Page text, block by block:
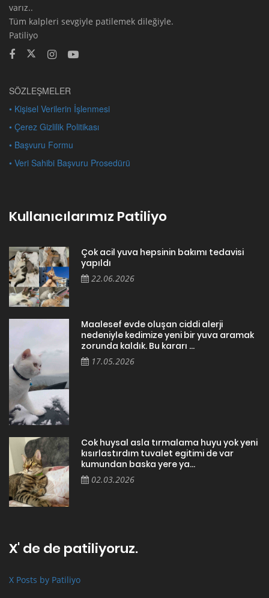
varız..
Tüm kalpleri sevgiyle patilemek dileğiyle.
Patiliyo
SÖZLEŞMELER
• Kişisel Verilerin İşlenmesi
• Çerez Gizlilik Politikası
• Başvuru Formu
• Veri Sahibi Başvuru Prosedürü
Kullanıcılarımız Patiliyo
Çok acil yuva hepsinin bakımı tedavisi
yapıldı
22.06.2026
Maalesef evde oluşan ciddi alerji
nedeniyle kedimize yeni bir yuva aramak
zorunda kaldık. Bu kararı ...
17.05.2026
Cok huysal asla tırmalama huyu yok yeni
kısırlastırdım tuvalet egitimi de var
kumundan baska yere ya...
02.03.2026
X' de de patiliyoruz.
X Posts by Patiliyo